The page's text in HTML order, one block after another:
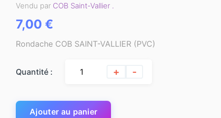
Vendu par COB Saint-Vallier .
7,00 €
Rondache COB SAINT-VALLIER (PVC)
Quantité : + -
Ajouter au panier